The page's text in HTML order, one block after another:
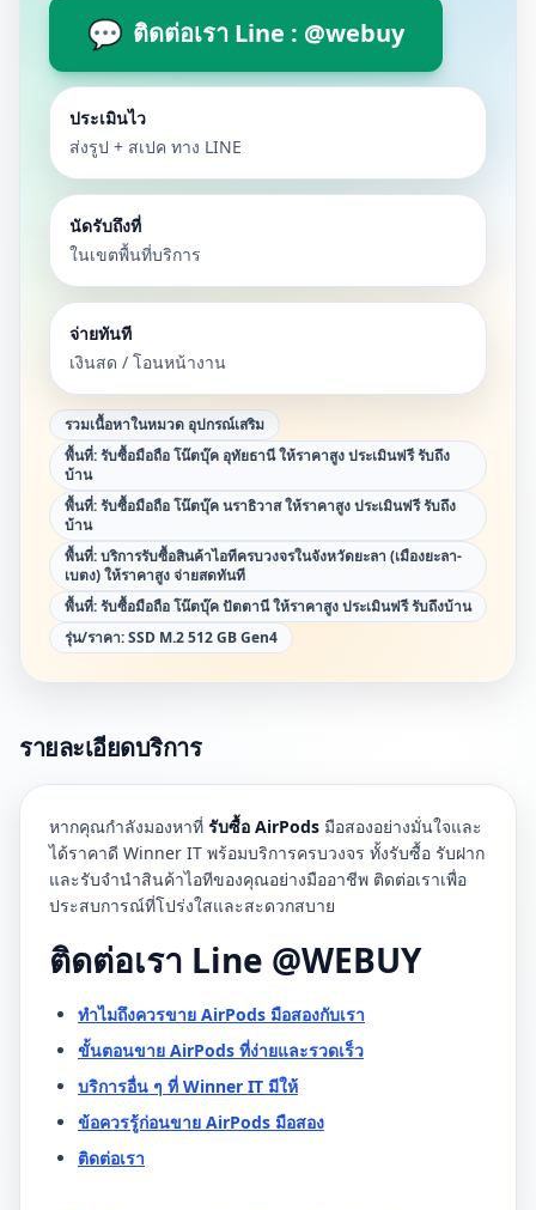
💬 ติดต่อเรา Line : @webuy
ประเมินไว
ส่งรูป + สเปค ทาง LINE
นัดรับถึงที่
ในเขตพื้นที่บริการ
จ่ายทันที
เงินสด / โอนหน้างาน
รวมเนื้อหาในหมวด อุปกรณ์เสริม
พื้นที่:รับซื้อมือถือ โน๊ตบุ๊ค อุทัยธานี ให้ราคาสูง ประเมินฟรี รับถึง
บ้าน
พื้นที่:รับซื้อมือถือ โน๊ตบุ๊ค นราธิวาส ให้ราคาสูง ประเมินฟรี รับถึง
บ้าน
พื้นที่:บริการรับซื้อสินค้าไอทีครบวงจรในจังหวัดยะลา (เมืองยะลา-
เบตง) ให้ราคาสูง จ่ายสดทันที
พื้นที่:รับซื้อมือถือ โน๊ตบุ๊ค ปัตตานี ให้ราคาสูง ประเมินฟรี รับถึงบ้าน
รุ่น/ราคา:SSD M.2 512 GB Gen4
รายละเอียดบริการ
หากคุณกำลังมองหาที่ รับซื้อ AirPods มือสองอย่างมั่นใจและ
ได้ราคาดี Winner IT พร้อมบริการครบวงจร ทั้งรับซื้อ รับฝาก
และรับจำนำสินค้าไอทีของคุณอย่างมืออาชีพ ติดต่อเราเพื่อ
ประสบการณ์ที่โปร่งใสและสะดวกสบาย
ติดต่อเรา Line @WEBUY
ทำไมถึงควรขาย AirPods มือสองกับเรา
ขั้นตอนขาย AirPods ที่ง่ายและรวดเร็ว
บริการอื่น ๆ ที่ Winner IT มีให้
ข้อควรรู้ก่อนขาย AirPods มือสอง
ติดต่อเรา